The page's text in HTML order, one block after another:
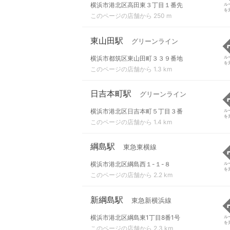
横浜市港北区高田東３丁目１番先
このページの店舗から 250 m
ル
を
東山田駅 グリーンライン
横浜市都筑区東山田町３３９番地
このページの店舗から 1.3 km
ル
を
日吉本町駅 グリーンライン
横浜市港北区日吉本町５丁目３番
このページの店舗から 1.4 km
ル
を
綱島駅 東急東横線
横浜市港北区綱島西１-１-８
このページの店舗から 2.2 km
ル
を
新綱島駅 東急新横浜線
横浜市港北区綱島東1丁目8番1号
このページの店舗から 2.3 km
ル
を